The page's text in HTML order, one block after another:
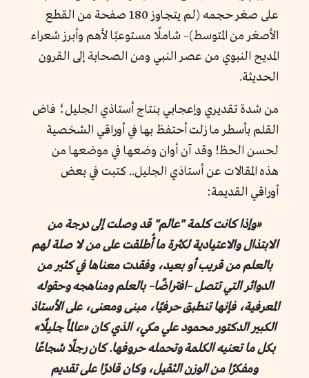
على صغر حجمه (لم يتجاوز 180 صفحة من القطع
الأصغر من المتوسط)– شاملًا مستوعبًا لأهم وأبرز شعراء
المديح النبوي من عصر النبي ومن الصحابة إلى القرون
الحديثة.
من شدة تقديري وإعجابي بنتاج أستاذي الجليل؛ فاض
القلم بأسطر ما زلت أحتفظ بها في أوراقي الشخصية
لحسن الحظ! وقد آن أوان وضعها في موضعها من
هذه المقالات عن أستاذي الجليل.. كتبت في بعض
أوراقي القديمة:
«وإذا كانت كلمة "عالم" قد وصلت إلى درجة من
الابتذال والاعتيادية لكثرة ما أُطلقت على من لا صلة لهم
بالعلم من قريب أو بعيد، وفقدت معناها في كثير من
الدوائر التي تتصل –افتراضًا– بالعلم ومناهجه وحقوله
المعرفية، فإنها تنطبق حرفيًا، مبنى ومعنى، على الأستاذ
الكبير الدكتور محمود علي مكي، الذي كان «عالمًا جليلًا»
بكل ما تعنيه الكلمة وتحمله حروفها. كان رجلًا شجاعًا
ومفكرًا من الوزن الثقيل، وكان قادرًا على تقديم